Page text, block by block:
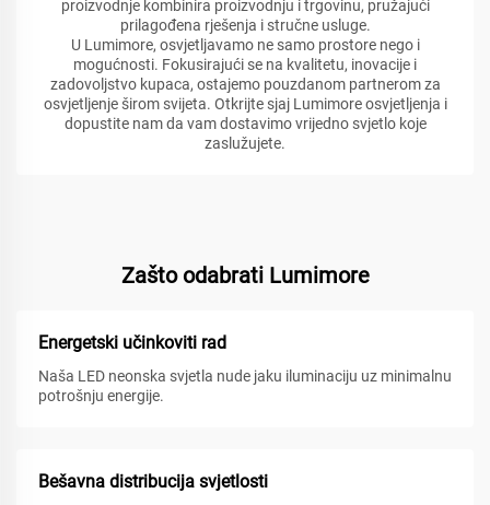
proizvodnje kombinira proizvodnju i trgovinu, pružajući
prilagođena rješenja i stručne usluge.
U Lumimore, osvjetljavamo ne samo prostore nego i
mogućnosti. Fokusirajući se na kvalitetu, inovacije i
zadovoljstvo kupaca, ostajemo pouzdanom partnerom za
osvjetljenje širom svijeta. Otkrijte sjaj Lumimore osvjetljenja i
dopustite nam da vam dostavimo vrijedno svjetlo koje
zaslužujete.
Zašto odabrati Lumimore
Energetski učinkoviti rad
Naša LED neonska svjetla nude jaku iluminaciju uz minimalnu
potrošnju energije.
Bešavna distribucija svjetlosti